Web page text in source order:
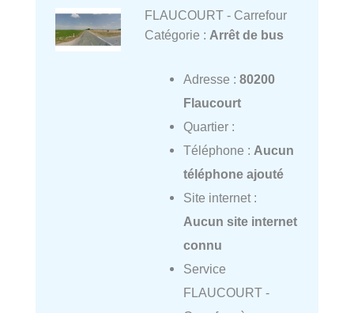
FLAUCOURT - Carrefour
Catégorie : Arrêt de bus
Adresse : 80200
Flaucourt
Quartier :
Téléphone : Aucun
téléphone ajouté
Site internet :
Aucun site internet
connu
Service
FLAUCOURT -